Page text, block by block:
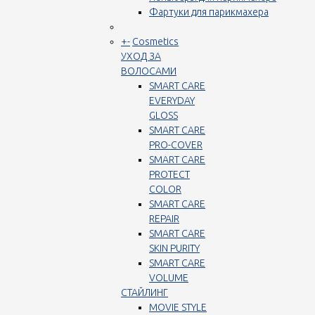
Фартуки для парикмахера
+- Cosmetics
УХОД ЗА
ВОЛОСАМИ
SMART CARE
EVERYDAY
GLOSS
SMART CARE
PRO-COVER
SMART CARE
PROTECT
COLOR
SMART CARE
REPAIR
SMART CARE
SKIN PURITY
SMART CARE
VOLUME
СТАЙЛИНГ
MOVIE STYLE